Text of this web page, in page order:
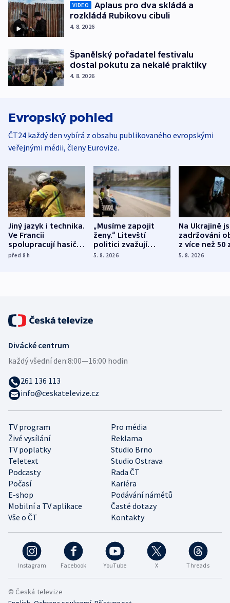
VIDEO
Aplaus pro dva skládá a
rozkládá Rubikovu cibuli
4. 8. 2026
Španělský pořadatel festivalu
dostal pokutu za nekalé praktiky
4. 8. 2026
Evropský pohled
ČT24 každý den vybírá z obsahu publikovaného evropskými
veřejnými médii, členy Eurovize.
Jiný jazyk i technika.
Ve Francii
spolupracují hasiči z
různých zemí
před 8h
„Musíme zapojit
ženy.“ Litevští
politici zvažují
dohodu o
5. 8. 2026
Na Ukrajině
zadržováni
z více než 50
Bojovali na
5. 8. 2026
Instagram Facebook YouTube X Threads
TV program
Pro média
Živé vysílání
Reklama
TV poplatky
Studio Brno
Teletext
Studio Ostrava
Podcasty
Rada ČT
Počasí
Kariéra
E-shop
Podávání námětů
Mobilní a TV aplikace
Časté dotazy
Vše o ČT
Kontakty
Divácké centrum
každý všední den:8:00—16:00 hodin
261 136 113
info@ceskatelevize.cz
© Česká televize